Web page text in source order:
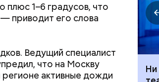
1–6 градусов, что
приводит его слова
Ведущий специалист
что на Москву
регионе активные дожди
повышенного риска:
Ни